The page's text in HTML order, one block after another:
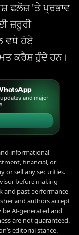
ਫਲੋਜ਼ 'ਤੇ ਪ੍ਰਭਾਵ
ਜ਼ਰੂਰੀ
ਵਧੇ ਹੋਏ
ਕਰੈਸ਼ ਹੁੰਦੇ ਹਨ।
and major
informational
financial, or
or sell any securities.
before making
and past performance
and authors accept
be AI-generated and
are not guaranteed.
editorial stance.